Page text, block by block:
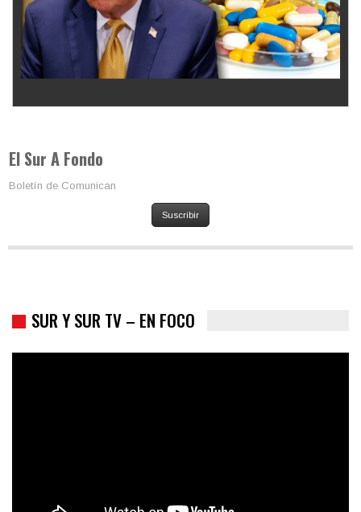
El Sur A Fondo
Boletín de Comunican
Suscribir
SUR Y SUR TV – EN FOCO